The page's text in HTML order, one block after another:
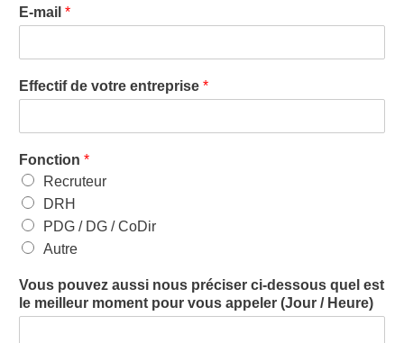
E-mail *
Effectif de votre entreprise *
Fonction *
Recruteur
DRH
PDG / DG / CoDir
Autre
Vous pouvez aussi nous préciser ci-dessous quel est
le meilleur moment pour vous appeler (Jour / Heure)